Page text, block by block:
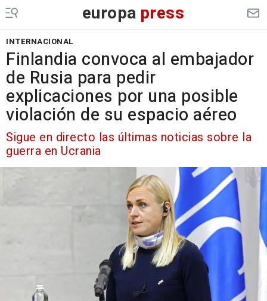
europa press
INTERNACIONAL
Finlandia convoca al embajador
de Rusia para pedir
explicaciones por una posible
violación de su espacio aéreo
Sigue en directo las últimas noticias sobre la
guerra en Ucrania